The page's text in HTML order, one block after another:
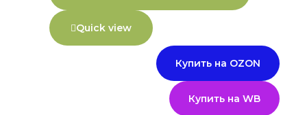
Quick view
Купить на OZON
Купить на WB